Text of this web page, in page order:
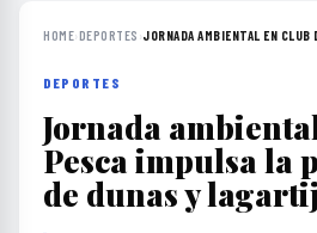
HOME›DEPORTES ›JORNADA AMBIENTAL EN
DEPORTES
Jornada
Pesca impulsa la
de dunas y